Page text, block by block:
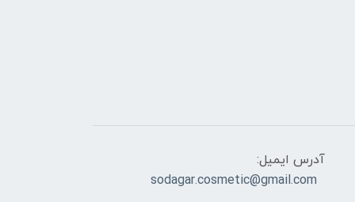
آدرس ایمیل:
sodagar.cosmetic@gmail.com